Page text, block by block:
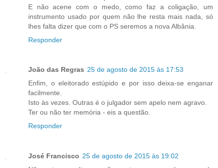
E não acene com o medo, como faz a coligação, um
instrumento usado por quem não lhe resta mais nada, só
lhes falta dizer que com o PS seremos a nova Albânia.
Responder
João das Regras 25 de agosto de 2015 às 17:53
Enfim, o eleitorado estúpido e por isso deixa-se enganar
facilmente.
Isto às vezes. Outras é o julgador sem apelo nem agravo.
Ter ou não ter memória - eis a questão.
Responder
José Francisco 25 de agosto de 2015 às 19:02